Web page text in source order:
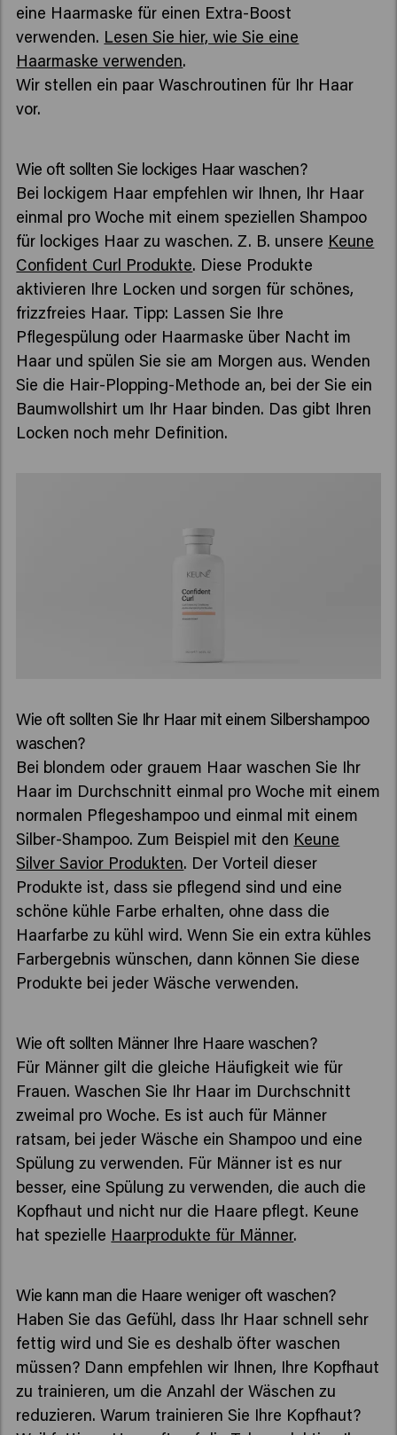
eine Haarmaske für einen Extra-Boost
verwenden. Lesen Sie hier, wie Sie eine
Haarmaske verwenden.
Wir stellen ein paar Waschroutinen für Ihr Haar
vor.
Wie oft sollten Sie lockiges Haar waschen?
Bei lockigem Haar empfehlen wir Ihnen, Ihr Haar
einmal pro Woche mit einem speziellen Shampoo
für lockiges Haar zu waschen. Z. B. unsere Keune
Confident Curl Produkte. Diese Produkte
aktivieren Ihre Locken und sorgen für schönes,
frizzfreies Haar. Tipp: Lassen Sie Ihre
Pflegespülung oder Haarmaske über Nacht im
Haar und spülen Sie sie am Morgen aus. Wenden
Sie die Hair-Plopping-Methode an, bei der Sie ein
Baumwollshirt um Ihr Haar binden. Das gibt Ihren
Locken noch mehr Definition.
Wie oft sollten Sie Ihr Haar mit einem Silbershampoo
waschen?
Bei blondem oder grauem Haar waschen Sie Ihr
Haar im Durchschnitt einmal pro Woche mit einem
normalen Pflegeshampoo und einmal mit einem
Silber-Shampoo. Zum Beispiel mit den Keune
Silver Savior Produkten. Der Vorteil dieser
Produkte ist, dass sie pflegend sind und eine
schöne kühle Farbe erhalten, ohne dass die
Haarfarbe zu kühl wird. Wenn Sie ein extra kühles
Farbergebnis wünschen, dann können Sie diese
Produkte bei jeder Wäsche verwenden.
Wie oft sollten Männer Ihre Haare waschen?
Für Männer gilt die gleiche Häufigkeit wie für
Frauen. Waschen Sie Ihr Haar im Durchschnitt
zweimal pro Woche. Es ist auch für Männer
ratsam, bei jeder Wäsche ein Shampoo und eine
Spülung zu verwenden. Für Männer ist es nur
besser, eine Spülung zu verwenden, die auch die
Kopfhaut und nicht nur die Haare pflegt. Keune
hat spezielle Haarprodukte für Männer.
Wie kann man die Haare weniger oft waschen?
Haben Sie das Gefühl, dass Ihr Haar schnell sehr
fettig wird und Sie es deshalb öfter waschen
müssen? Dann empfehlen wir Ihnen, Ihre Kopfhaut
zu trainieren, um die Anzahl der Wäschen zu
reduzieren. Warum trainieren Sie Ihre Kopfhaut?